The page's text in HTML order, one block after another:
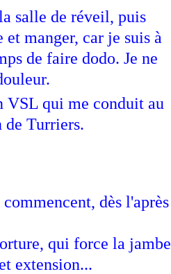
salle de réveil, puis
manger, car je suis à
de faire dodo. Je ne
VSL qui me conduit au
de Turriers.
dès l'après
qui force la jambe
extension...